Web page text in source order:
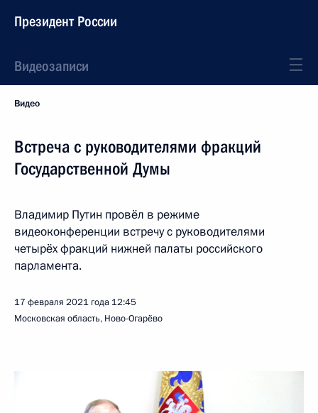
Президент России
Видеозаписи
Видео
Встреча с руководителями фракций
Государственной Думы
Владимир Путин провёл в режиме
видеоконференции встречу с руководителями
четырёх фракций нижней палаты российского
парламента.
17 февраля 2021 года 12:45
Московская область, Ново-Огарёво